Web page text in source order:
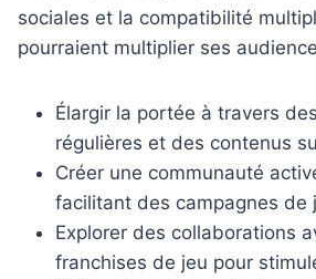
sociales et la compatibilité
pourraient multiplier ses
Élargir la portée à travers
régulières et des contenus
Créer une communauté
facilitant des campagnes de
Explorer des collaborations
franchises de jeu pour